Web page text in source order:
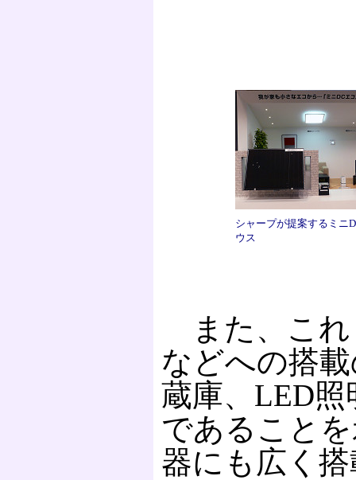
シャープが提案するミニ
ウス
また、これ
などへの搭
蔵庫、LED
であること
器にも広く